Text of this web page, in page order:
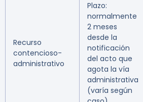
Recurso
contencioso-
administrativo
Plazo:
normalmente
2 meses
desde la
notificación
del acto que
agota la vía
administrativa
(varía según